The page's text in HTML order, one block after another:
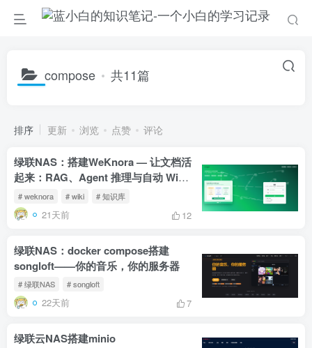
compose 共11篇
排序 更新 浏览 点赞 评论
绿联NAS：搭建WeKnora — 让文档活
起来：RAG、Agent 推理与自动 Wiki
一体化的知识框架
# weknora # wiki # 知识库
21天前 12
绿联NAS：docker compose搭建
songloft——你的音乐，你的服务器
# 绿联NAS # songloft
22天前 7
绿联云NAS搭建minio